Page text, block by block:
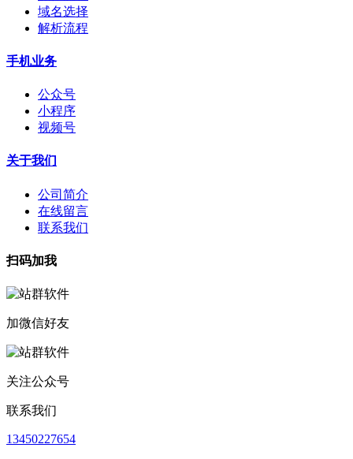
域名选择
解析流程
手机业务
公众号
小程序
视频号
关于我们
公司简介
在线留言
联系我们
扫码加我
加微信好友
关注公众号
联系我们
13450227654